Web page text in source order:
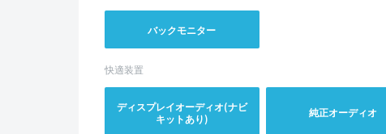
バックモニター
快適装置
ディスプレイオーディオ(ナビ
キットあり)
純正オーディオ